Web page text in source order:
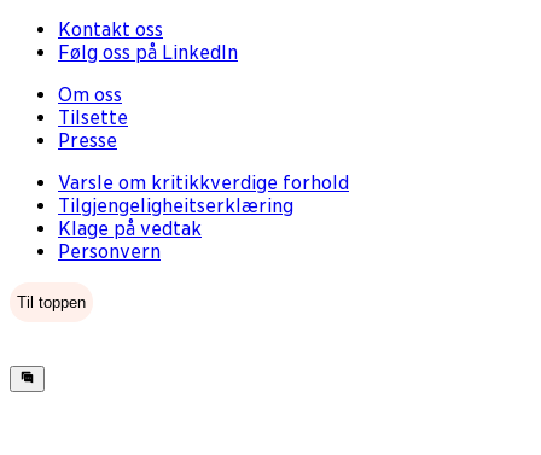
Kontakt oss
Følg oss på LinkedIn
Om oss
Tilsette
Presse
Varsle om kritikkverdige forhold
Tilgjengeligheitserklæring
Klage på vedtak
Personvern
Til toppen